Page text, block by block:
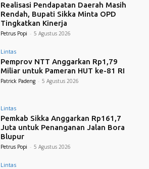
Realisasi Pendapatan Daerah Masih
Rendah, Bupati Sikka Minta OPD
Tingkatkan Kinerja
Petrus Popi - 5 Agustus 2026
Lintas
Pemprov NTT Anggarkan Rp1,79
Miliar untuk Pameran HUT ke-81 RI
Patrick Padeng - 5 Agustus 2026
Lintas
Pemkab Sikka Anggarkan Rp161,7
Juta untuk Penanganan Jalan Bora
Blupur
Petrus Popi - 5 Agustus 2026
Lintas